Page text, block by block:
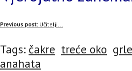
Previous post: Učitelji...
Tags: čakre treće oko
anahata